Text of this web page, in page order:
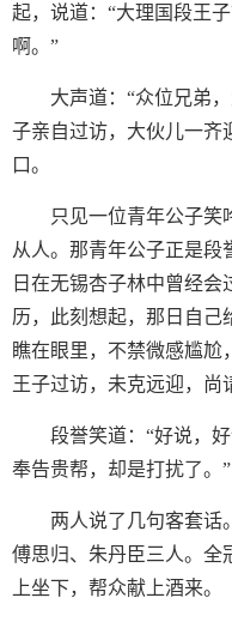
起，说道：“大理国段王
啊。”
大声道：“众位兄弟
子亲自过访，大伙儿一齐
口。
只见一位青年公子笑
从人。那青年公子正是段
日在无锡杏子林中曾经
历，此刻想起，那日自己
瞧在眼里，不禁微感尴尬
王子过访，未克远迎，尚
段誉笑道：“好说，
奉告贵帮，却是打扰了。”
两人说了几句客套话
傅思归、朱丹臣三人。全
上坐下，帮众献上酒来。